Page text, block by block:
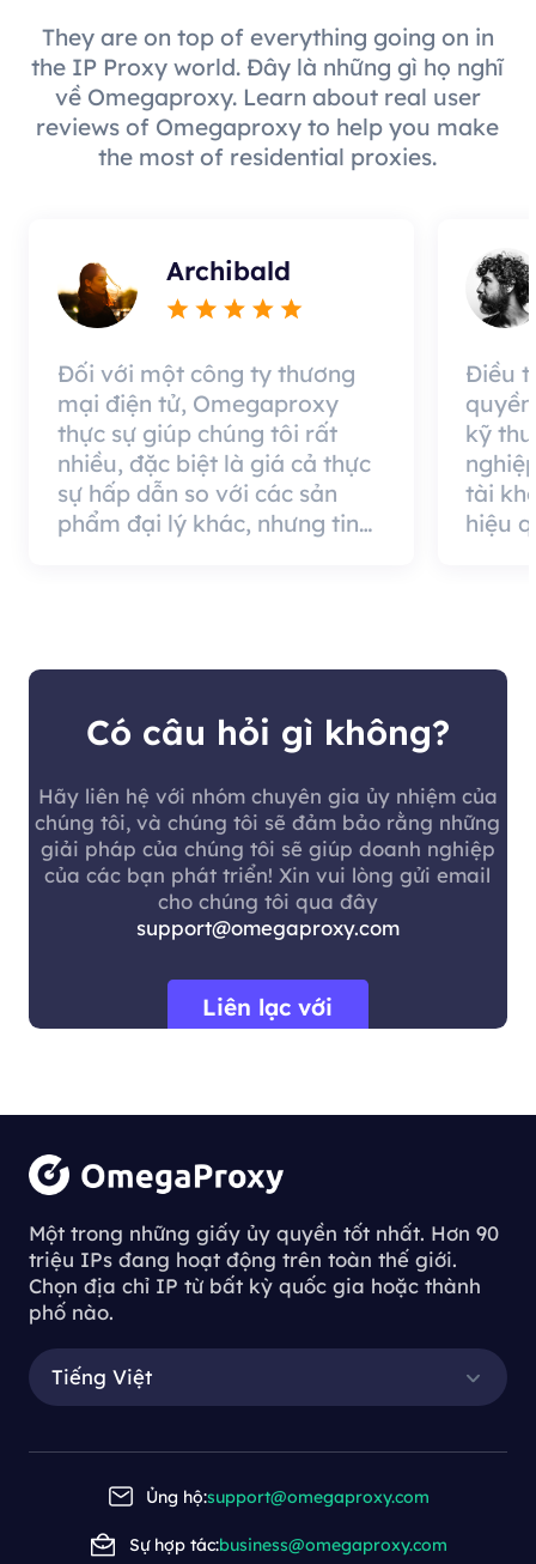
They are on top of everything going on in
the IP Proxy world. Đây là những gì họ nghĩ
về Omegaproxy. Learn about real user
reviews of Omegaproxy to help you make
the most of residential proxies.
Archibald
Đối với một công ty thương
mại điện tử, Omegaproxy
thực sự giúp chúng tôi rất
nhiều, đặc biệt là giá cả thực
sự hấp dẫn so với các sản
phẩm đại lý khác, nhưng tin
Điều
kỹ
tài
hiệu
Có câu hỏi gì không?
Hãy liên hệ với nhóm chuyên gia ủy nhiệm của
chúng tôi, và chúng tôi sẽ đảm bảo rằng những
giải pháp của chúng tôi sẽ giúp doanh nghiệp
của các bạn phát triển! Xin vui lòng gửi email
cho chúng tôi qua đây
support@omegaproxy.com
Liên lạc với
Một trong những giấy ủy quyền tốt nhất. Hơn 90
triệu IPs đang hoạt động trên toàn thế giới.
Chọn địa chỉ IP từ bất kỳ quốc gia hoặc thành
phố nào.
Tiếng Việt
Ủng hộ:support@omegaproxy.com
Sự hợp tác:business@omegaproxy.com